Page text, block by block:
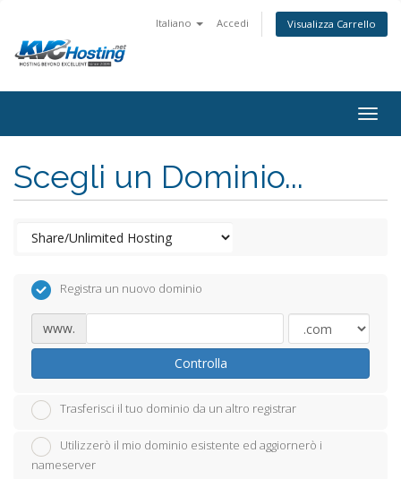
Italiano Accedi Visualizza Carrello
Scegli un Dominio...
Registra un nuovo dominio
www.
Controlla
Trasferisci il tuo dominio da un altro registrar
Utilizzerò il mio dominio esistente ed aggiornerò i
nameserver